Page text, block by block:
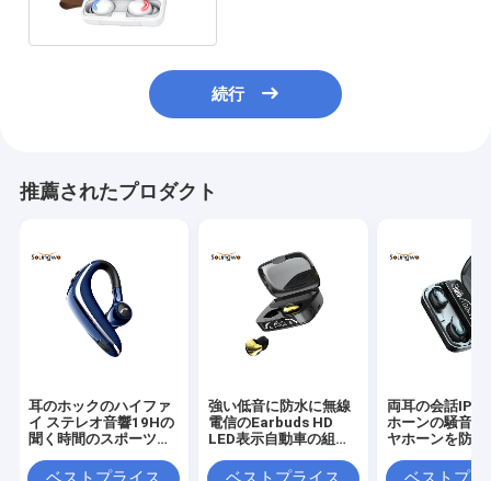
続行
推薦されたプロダクト
耳のホックのハイファ
イ ステレオ音響19Hの
聞く時間のスポーツ無
強い低音に防水に無線
電信のEarbuds HD
LED表示自動車の組み
両耳の会話
ホーンの騒音低
ヤホーンを防水